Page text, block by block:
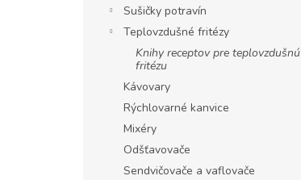
Sušičky potravín
Teplovzdušné fritézy
Knihy receptov pre teplovzdušnú
fritézu
Kávovary
Rýchlovarné kanvice
Mixéry
Odšťavovače
Sendvičovače a vaflovače